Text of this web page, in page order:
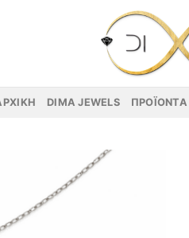
DIMA JEWELS ΠΡΟΪΌΝΤΑ